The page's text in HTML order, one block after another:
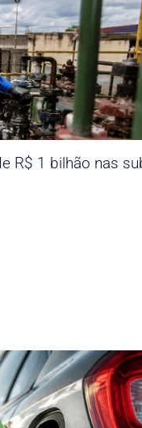
R$ 1 bilhão nas